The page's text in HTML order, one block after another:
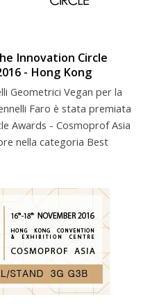
Innovation Circle
- Hong Kong
Geometrici Vegan per la
Faro è stata premiata
Awards - Cosmoprof Asia
nella categoria Best